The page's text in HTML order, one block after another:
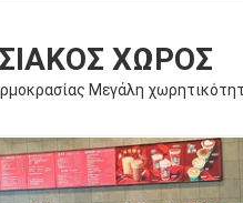
ΧΏΡΟΣ
Μεγάλη